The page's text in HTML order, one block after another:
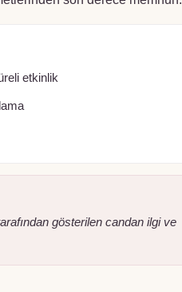
etkinlik
gösterilen candan ilgi ve